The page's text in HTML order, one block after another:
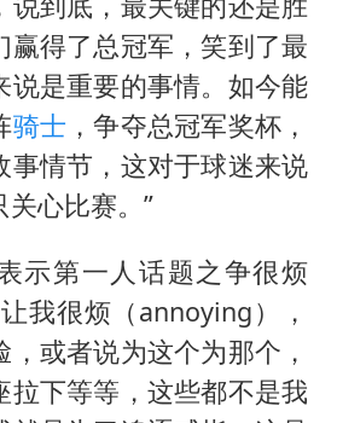
赢得了总冠军，笑到了最
说是重要的事情。如今能
骑士 ，争夺总冠军奖杯，
事情节，这对于球迷来说
心比赛。”
示第一人话题之争很烦
我很烦（annoying），
或者说为这个为那个，
拉下等等，这些都不是我